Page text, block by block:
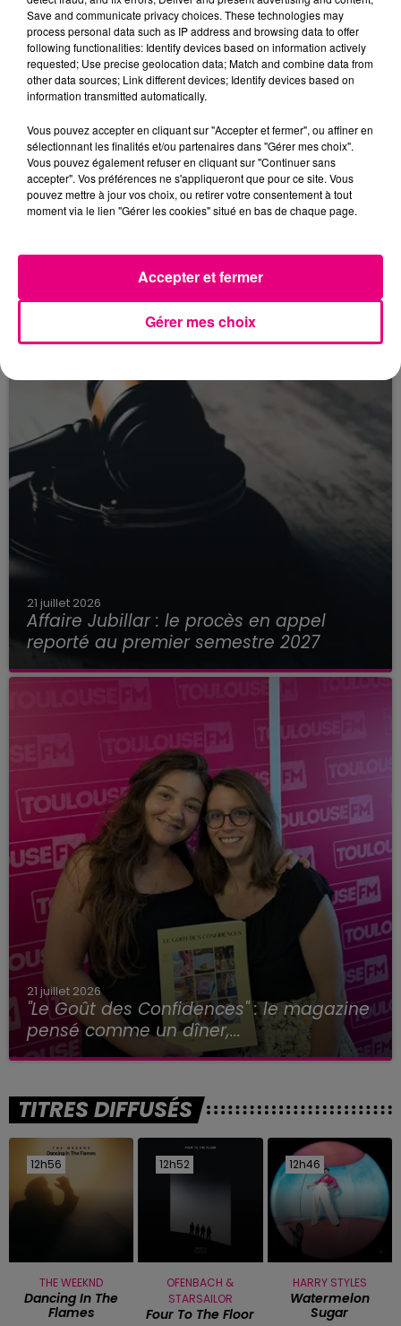
22 juillet 2026
secteur François Verdier...
21 juillet 2026
Affaire Jubillar : le procès en appel
reporté au premier semestre 2027
21 juillet 2026
"Le Goût des Confidences" : le magazine
pensé comme un dîner,...
TITRES DIFFUSÉS
12h56
12h56
THE WEEKND
Dancing In The
Flames
12h52
12h52
OFENBACH &
STARSAILOR
Four To The Floor
12h46
12h46
HARRY STYLES
Watermelon
Sugar
Save and communicate privacy choices. These technologies may
process personal data such as IP address and browsing data to offer
following functionalities: Identify devices based on information actively
requested; Use precise geolocation data; Match and combine data from
other data sources; Link different devices; Identify devices based on
information transmitted automatically.
Vous pouvez accepter en cliquant sur "Accepter et fermer", ou affiner en
sélectionnant les finalités et/ou partenaires dans "Gérer mes choix".
Vous pouvez également refuser en cliquant sur "Continuer sans
accepter". Vos préférences ne s'appliqueront que pour ce site. Vous
pouvez mettre à jour vos choix, ou retirer votre consentement à tout
moment via le lien "Gérer les cookies" situé en bas de chaque page.
Gérer mes choix
Accepter et fermer